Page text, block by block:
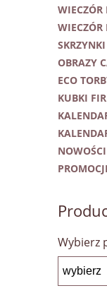
WIECZÓR
WIECZÓR
OBRAZY
ECO
KUBKI
NOWOŚCI
Wybierz